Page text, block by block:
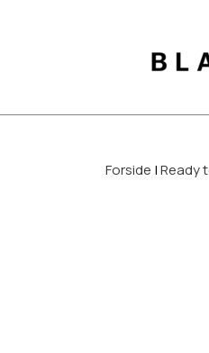
Forside Ready